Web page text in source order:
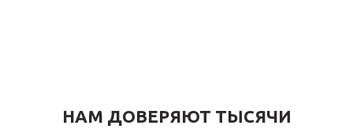
НАМ ДОВЕРЯЮТ ТЫСЯЧИ